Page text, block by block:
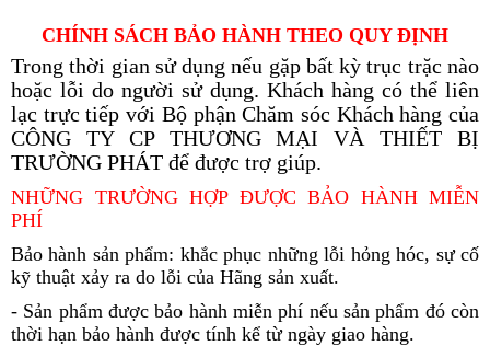
CHÍNH SÁCH BẢO HÀNH THEO QUY ĐỊNH
Trong thời gian sử dụng nếu gặp bất kỳ trục trặc nào
hoặc lỗi do người sử dụng. Khách hàng có thể liên
lạc trực tiếp với Bộ phận Chăm sóc Khách hàng của
CÔNG TY CP THƯƠNG MẠI VÀ THIẾT BỊ
TRƯỜNG PHÁT để được trợ giúp.
NHỮNG TRƯỜNG HỢP ĐƯỢC BẢO HÀNH MIỄN
PHÍ
Bảo hành sản phẩm: khắc phục những lỗi hỏng hóc, sự cố
kỹ thuật xảy ra do lỗi của Hãng sản xuất.
- Sản phẩm được bảo hành miễn phí nếu sản phẩm đó còn
thời hạn bảo hành được tính kể từ ngày giao hàng.